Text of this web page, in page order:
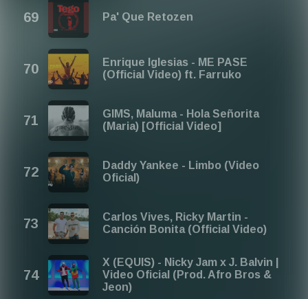
Pa' Que Retozen
Enrique Iglesias - ME PASE
(Official Video) ft. Farruko
GIMS, Maluma - Hola Señorita
(Maria) [Official Video]
Daddy Yankee - Limbo (Video
Oficial)
Carlos Vives, Ricky Martin -
Canción Bonita (Official Video)
X (EQUIS) - Nicky Jam x J. Balvin |
Video Oficial (Prod. Afro Bros &
Jeon)